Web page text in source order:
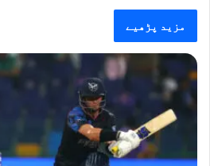
مزید پڑھیے